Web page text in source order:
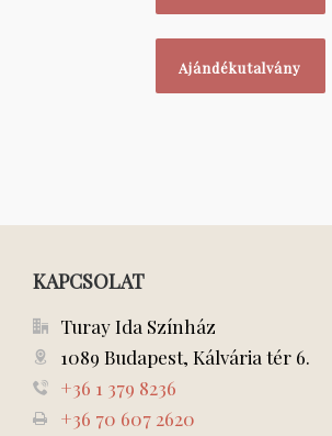
Ajándékutalvány
KAPCSOLAT
Turay Ida Színház
1089 Budapest, Kálvária tér 6.
+36 1 379 8236
+36 70 607 2620